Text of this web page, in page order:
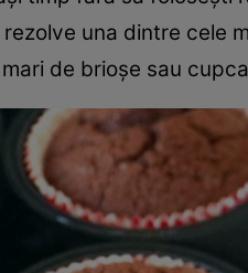
una dintre cele
de brioșe sau